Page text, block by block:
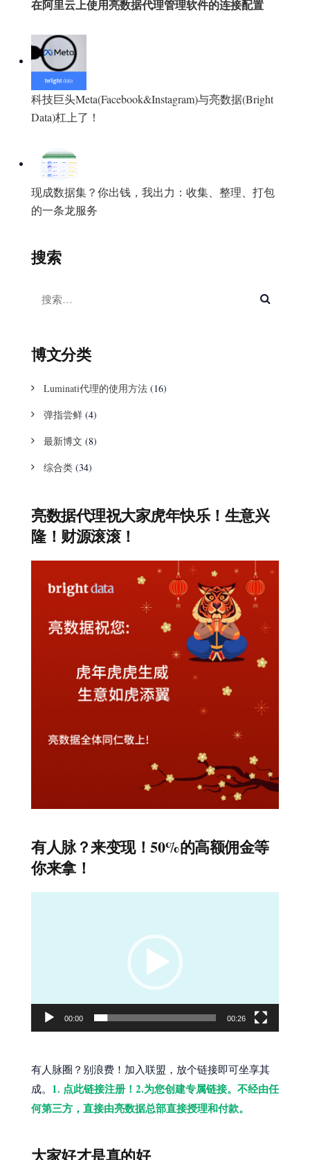
在阿里云上使用亮数据代理管理软件的连接配置
科技巨头Meta(Facebook&Instagram)与亮数据(Bright
Data)杠上了！
现成数据集？你出钱，我出力：收集、整理、打包
的一条龙服务
搜索
博文分类
Luminati代理的使用方法 (16)
弹指尝鲜 (4)
最新博文 (8)
综合类 (34)
亮数据代理祝大家虎年快乐！生意兴
隆！财源滚滚！
有人脉？来变现！50%的高额佣金等
你来拿！
00:00 00:26
有人脉圈？别浪费！加入联盟，放个链接即可坐享其
成。 1. 点此链接注册！2.为您创建专属链接。不经由任
何第三方，直接由亮数据总部直接授理和付款。